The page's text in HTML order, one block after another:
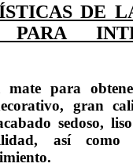
DE
PARA
mate para
gran
sedoso,
así como